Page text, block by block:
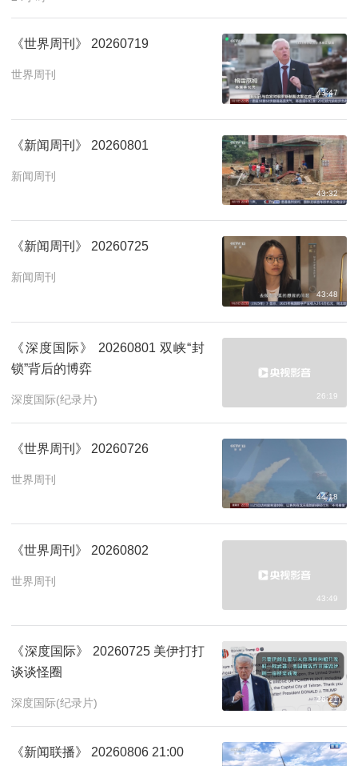
《世界周刊》 20260719
世界周刊
43:47
《新闻周刊》 20260801
新闻周刊
43:32
《新闻周刊》 20260725
新闻周刊
43:48
《深度国际》 20260801 双峡“封
锁”背后的博弈
深度国际(纪录片) 26:19
《世界周刊》 20260726
世界周刊
44:18
《世界周刊》 20260802
世界周刊
43:49
《深度国际》 20260725 美伊打打
谈谈怪圈
深度国际(纪录片) 26:21
《新闻联播》 20260806 21:00